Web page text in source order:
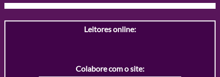
Leitores online:
Colabore com o site: